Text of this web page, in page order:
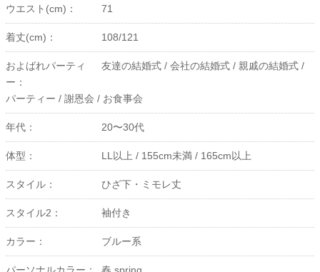
ウエスト(cm)： 71
着丈(cm)： 108/121
およばれパーティ
ー：
友達の結婚式 / 会社の結婚式 / 親戚の結婚式 /
パーティー / 謝恩会 / お食事会
年代： 20〜30代
体型： LL以上 / 155cm未満 / 165cm以上
スタイル： ひざ下・ミモレ丈
スタイル2： 袖付き
カラー： ブルー系